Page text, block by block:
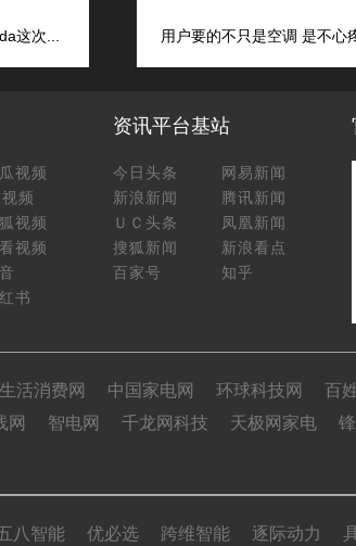
这次... 用户要的不只是空调 是不心
视频
频
视频
视频
书
资讯平台基站
今日头条
网易新闻
新浪新闻
腾讯新闻
ＵＣ头条
凤凰新闻
搜狐新闻
新浪看点
百家号
知乎
活消费网 中国家电网 环球科技网
百
网 智电网 千龙网科技 天极网家电
八智能 优必选 跨维智能 逐际动力